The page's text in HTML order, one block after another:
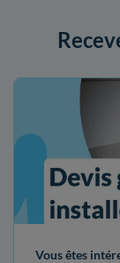
Vous êtes